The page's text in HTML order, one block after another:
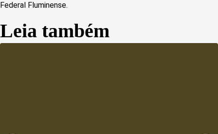
Federal Fluminense.
Leia também